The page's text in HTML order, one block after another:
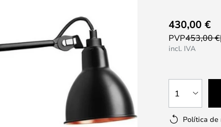
430,00 €
PVP453,00 €
incl. IVA
1
Política de